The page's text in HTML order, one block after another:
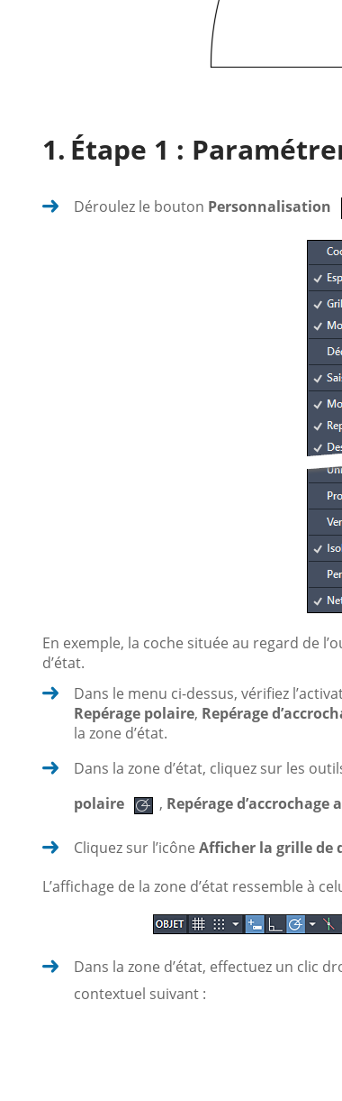
Étape 1 :
Déroulez le bouton Personnalisation
En exemple, la coche située au regard de
d’état.
Dans le menu ci-dessus, vérifiez
Repérage polaire, Repérage
la zone d’état.
Dans la zone d’état, cliquez sur les
polaire
, Repérage d’accrochage
Cliquez sur l’icône Afficher la grille de
L’affichage de la zone d’état ressemble à
Dans la zone d’état, effectuez un clic
contextuel suivant :